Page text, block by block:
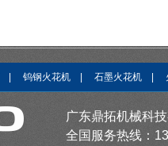
钨钢火花机 石墨火花机
广东鼎拓机械科
全国服务热线：